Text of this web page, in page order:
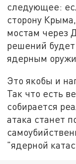
следующее:
сторону
мостам через
решений
ядерным
Это якобы и
Так что есть
собирается
атака станет
"ядерной